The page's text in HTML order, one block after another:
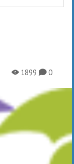
X1899K0